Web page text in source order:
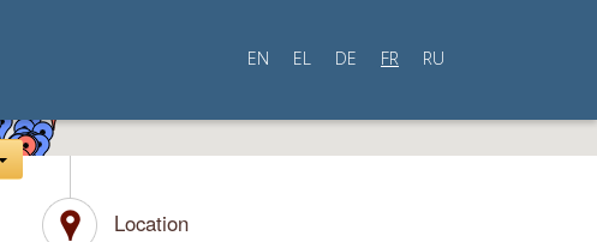
EN EL DE FR RU
Location